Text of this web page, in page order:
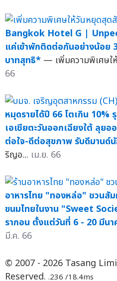
Bangkok Hotel G |
แค่เข้าพักติดต่อกันอย่างน้อย
บาทสุทธิ* — เพิ่มความพิเศษใ
66
หมุดรายได้ปี 66 โตเกิน 10%
เอเชียตะวันออกเฉียงใต้ ลุย
ต่อใจ-ดีต่อสุขภาพ รับดีมานด์
ริญอ... เม.ย. 66
อาหารไทย "ทองหล่อ" ชวนสั
ขนมไทยในงาน "Sweet
รากอน ตั้งแต่วันที่ 6 - 20 มีน
มี.ค. 66
© 2007 - 2026 Tasang
Reserved. .236 /18.4ms